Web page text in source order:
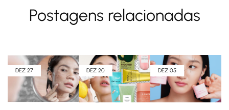
Postagens relacionadas
DEZ 27 DEZ 20 DEZ 05